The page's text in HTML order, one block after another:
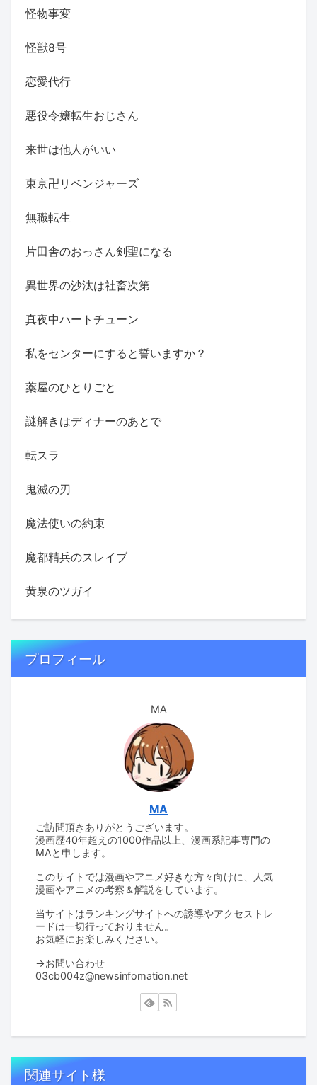
怪物事変
怪獣8号
恋愛代行
悪役令嬢転生おじさん
来世は他人がいい
東京卍リベンジャーズ
無職転生
片田舎のおっさん剣聖になる
異世界の沙汰は社畜次第
真夜中ハートチューン
私をセンターにすると誓いますか？
薬屋のひとりごと
謎解きはディナーのあとで
転スラ
鬼滅の刃
魔法使いの約束
魔都精兵のスレイブ
黄泉のツガイ
プロフィール
MA
MA
ご訪問頂きありがとうございます。
漫画歴40年超えの1000作品以上、漫画系記事専門の
MAと申します。
このサイトでは漫画やアニメ好きな方々向けに、人気
漫画やアニメの考察＆解説をしています。
当サイトはランキングサイトへの誘導やアクセストレ
ードは一切行っておりません。
お気軽にお楽しみください。
→お問い合わせ
03cb004z@newsinfomation.net
関連サイト様